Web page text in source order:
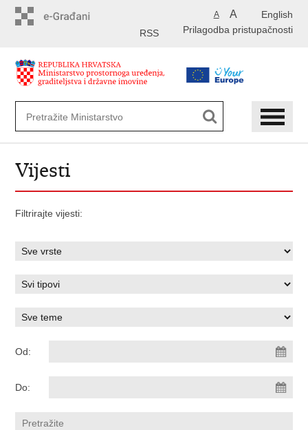
English
A A
Prilagodba pristupačnosti
RSS
Vijesti
Filtrirajte vijesti:
Od:
Do: